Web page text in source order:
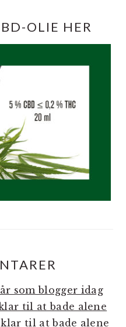
OLIE HER
år som blogger idag
til at bade alene
til at bade alene